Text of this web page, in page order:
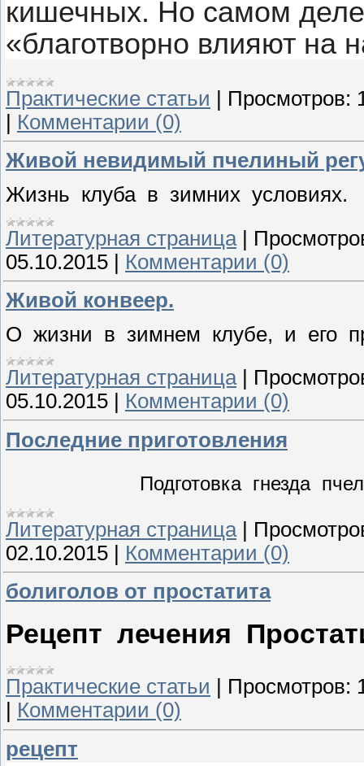
кишечных. Но самом деле
«благотворно влияют на
Практические статьи | Просмотров:
| Комментарии (0)
Живой невидимый пчелиный
Жизнь клуба в зимних условиях.
Литературная страница |
05.10.2015 | Комментарии (0)
Живой конвеер.
О жизни в зимнем клубе, и его
Литературная страница|
05.10.2015
Комментарии (0)
Последние приготовления
Подготовка гнезда
Литературная страница|
02.10.2015
Комментарии (0)
болиголов от простатита
Рецепт лечения
Практические статьи | Просмотров:
| Комментарии (0)
рецепт